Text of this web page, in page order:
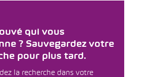
qui vous
? Sauvegardez votre
pour plus tard.
la recherche dans votre